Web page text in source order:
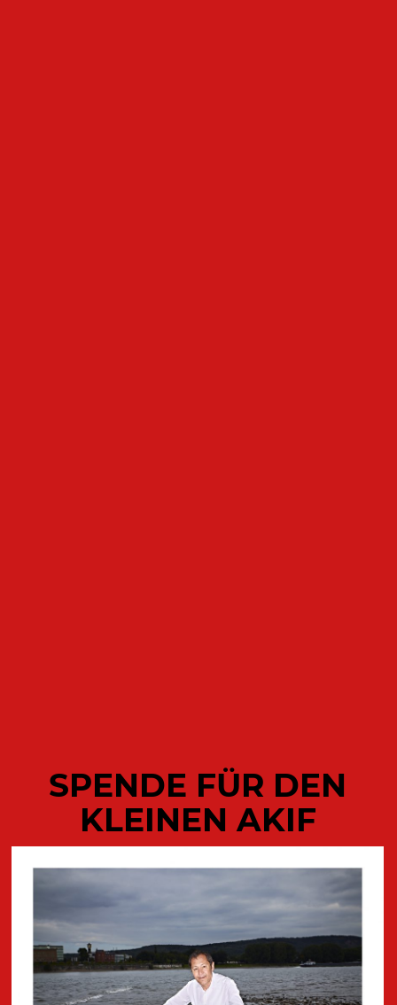
AKTUELLE
VERÖFFENTLICHUNGEN DES
SPENDE FÜR DEN
KLEINEN AKIF